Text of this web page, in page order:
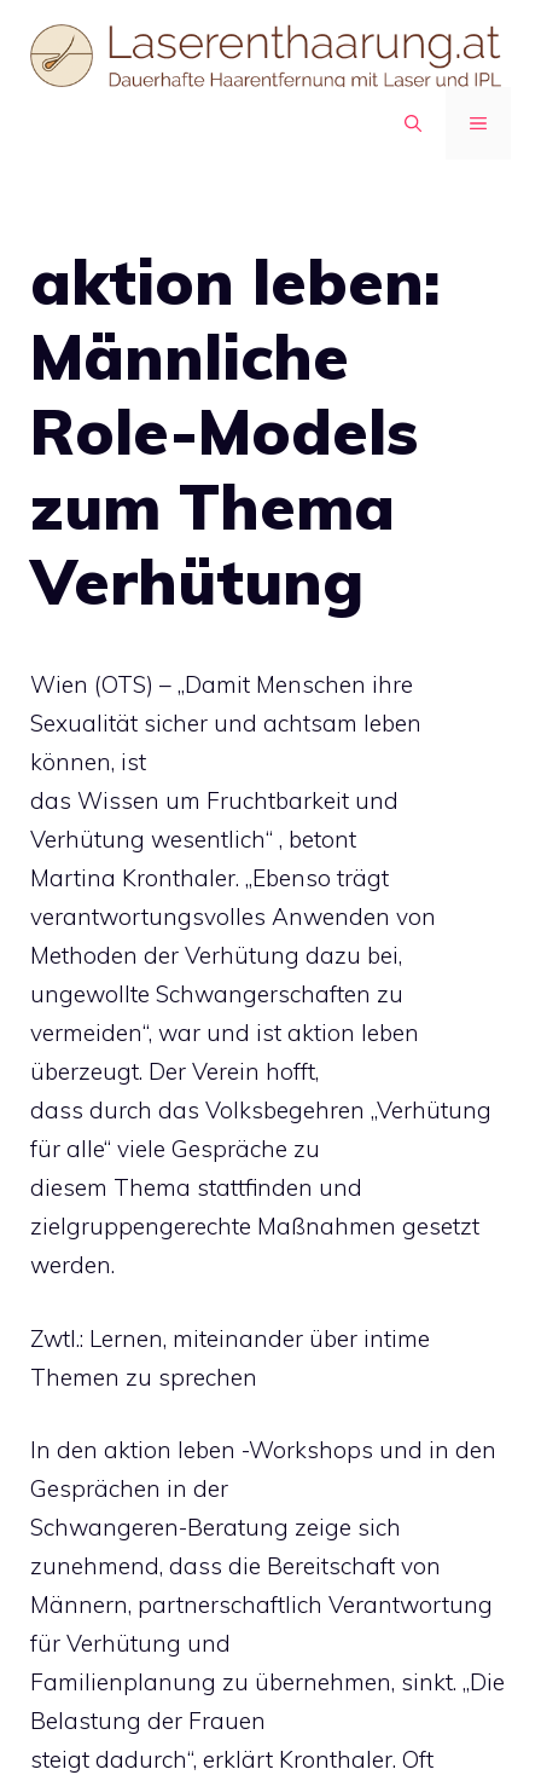
Inhalt
springen
MENÜ
aktion leben:
Männliche
Role-Models
zum Thema
Verhütung
Wien (OTS) – „Damit Menschen ihre
Sexualität sicher und achtsam leben
können, ist
das Wissen um Fruchtbarkeit und
Verhütung wesentlich“ , betont
Martina Kronthaler. „Ebenso trägt
verantwortungsvolles Anwenden von
Methoden der Verhütung dazu bei,
ungewollte Schwangerschaften zu
vermeiden“, war und ist aktion leben
überzeugt. Der Verein hofft,
dass durch das Volksbegehren „Verhütung
für alle“ viele Gespräche zu
diesem Thema stattfinden und
zielgruppengerechte Maßnahmen gesetzt
werden.
Zwtl.: Lernen, miteinander über intime
Themen zu sprechen
In den aktion leben -Workshops und in den
Gesprächen in der
Schwangeren-Beratung zeige sich
zunehmend, dass die Bereitschaft von
Männern, partnerschaftlich Verantwortung
für Verhütung und
Familienplanung zu übernehmen, sinkt. „Die
Belastung der Frauen
steigt dadurch“, erklärt Kronthaler. Oft